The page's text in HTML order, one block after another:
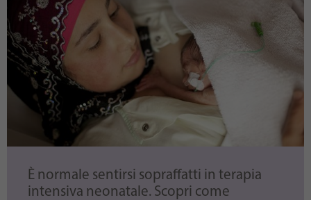
È normale sentirsi sopraffatti in terapia
intensiva neonatale. Scopri come